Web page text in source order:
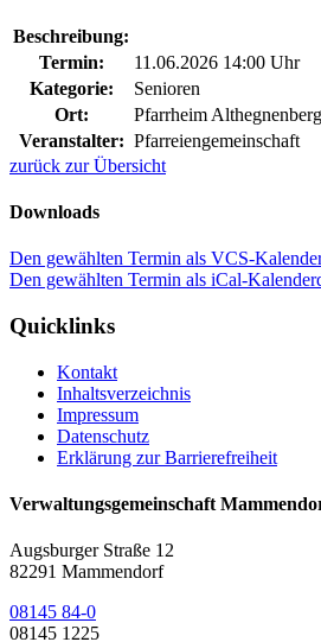
Beschreibung:
Termin:
11.06.2026 14:00 Uhr
Kategorie:
Senioren
Ort:
Pfarrheim Althegnenberg
Veranstalter: Pfarreiengemeinschaft
zurück zur Übersicht
Downloads
Den gewählten Termin als VCS-
Den gewählten Termin als iCal-
Quicklinks
Kontakt
Inhaltsverzeichnis
Impressum
Datenschutz
Erklärung zur Barrierefreiheit
Verwaltungsgemeinschaft
Augsburger Straße 12
82291 Mammendorf
08145 84-0
08145 1225